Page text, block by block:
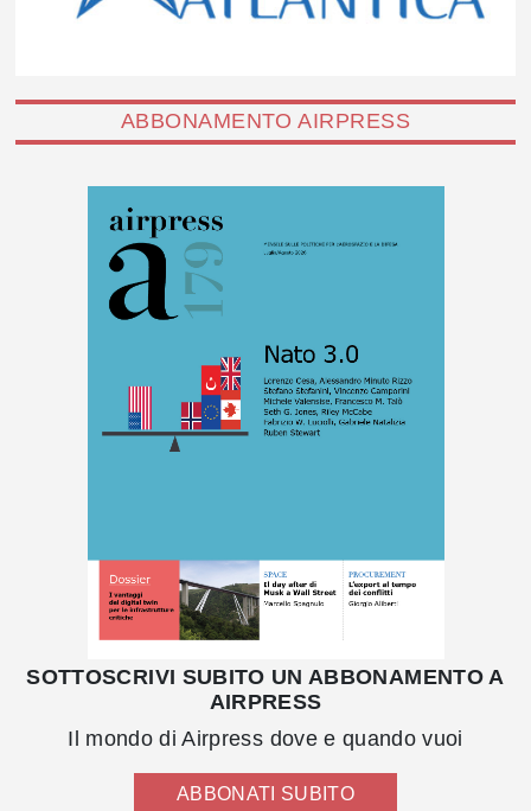
ABBONAMENTO AIRPRESS
SOTTOSCRIVI SUBITO UN ABBONAMENTO A
AIRPRESS
Il mondo di Airpress dove e quando vuoi
ABBONATI SUBITO